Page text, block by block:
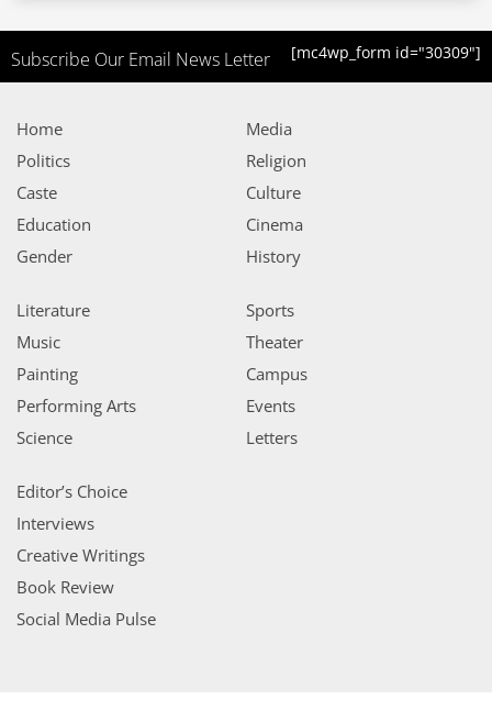
Subscribe Our Email News Letter [mc4wp_form id="30309"]
Home
Politics
Caste
Education
Gender
Media
Religion
Culture
Cinema
History
Literature
Music
Painting
Performing Arts
Science
Sports
Theater
Campus
Events
Letters
Editor’s Choice
Interviews
Creative Writings
Book Review
Social Media Pulse